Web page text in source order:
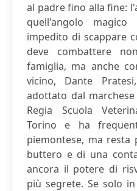
al padre fino alla fine:
quell'angolo
impedito di scappare
deve combattere
famiglia, ma anche
vicino, Dante
adottato dal
Regia Scuola
Torino e ha
piemontese, ma
buttero e di una
ancora il potere di
più segrete. Se solo